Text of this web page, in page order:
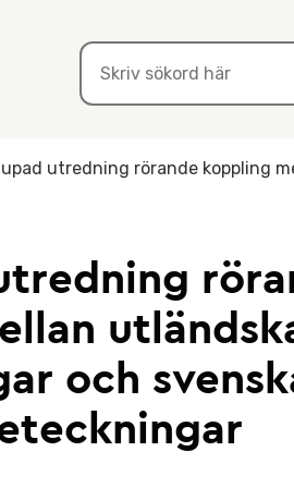
utredning rörande koppling
och